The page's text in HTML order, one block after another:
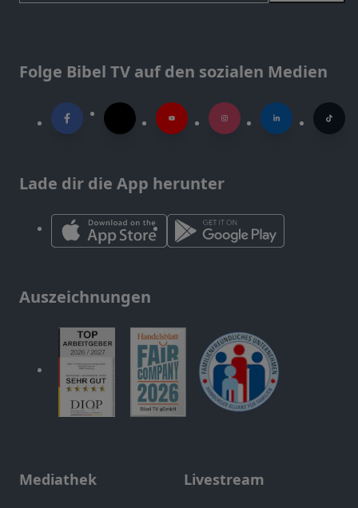
Folge Bibel TV auf den sozialen Medien
Lade dir die App herunter
Auszeichnungen
Mediathek Livestream